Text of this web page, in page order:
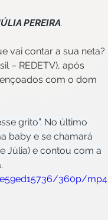
PEREIRA.
vai contar a sua neta?
– REDETV), após
com o dom
grito”. No último
baby e se chamará
Jùlia) e contou com a
360p/mp4